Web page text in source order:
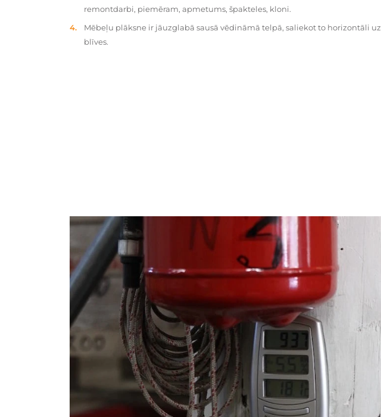
remontdarbi, piemēram, apmetums, špakteles, kloni.
Mēbeļu plāksne ir jāuzglabā sausā vēdināmā telpā, saliekot to horizontāli uz
blīves.